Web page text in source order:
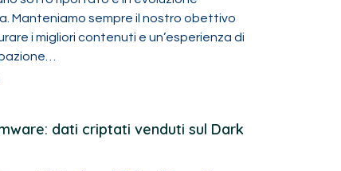
Manteniamo sempre il nostro obettivo
i migliori contenuti e un’esperienza di
dati criptati venduti sul Dark